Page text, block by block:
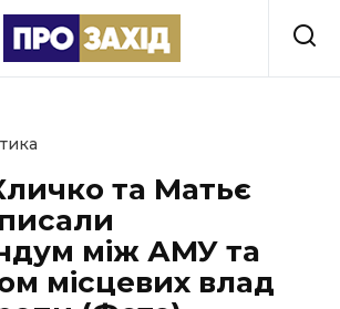
та Матьє
між АМУ та
місцевих влад